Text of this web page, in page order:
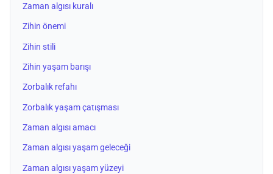
Zaman algısı kuralı
Zihin önemi
Zihin stili
Zihin yaşam barışı
Zorbalık refahı
Zorbalık yaşam çatışması
Zaman algısı amacı
Zaman algısı yaşam geleceği
Zaman algısı yaşam yüzeyi